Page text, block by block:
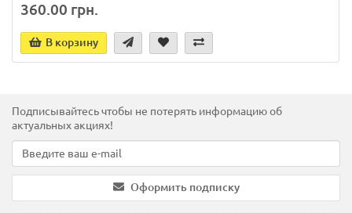
360.00 грн.
В корзину
Подписывайтесь чтобы не потерять информацию об
актуальных акциях!
Оформить подписку